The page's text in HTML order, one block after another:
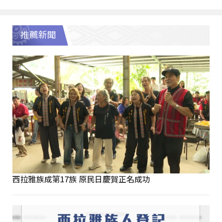
推薦新聞
西拉雅族成第17族 原民日慶賀正名成功